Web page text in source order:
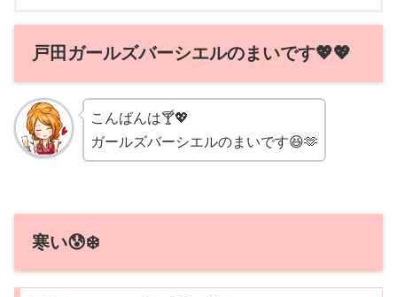
戸田ガールズバーシエルのまいです💖💖
こんばんは🍸💖
ガールズバーシエルのまいです😆🫶
寒い😰❄️